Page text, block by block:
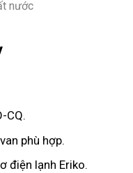
CQ.
phù hợp.
điện lạnh Eriko.